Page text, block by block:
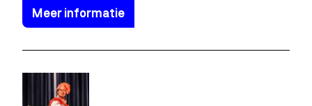
Meer informatie